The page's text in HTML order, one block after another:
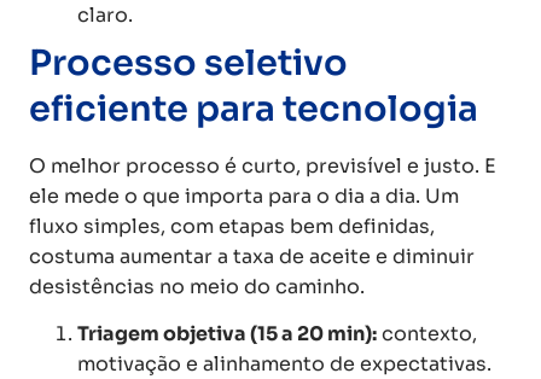
claro.
Processo seletivo
eficiente para tecnologia
O melhor processo é curto, previsível e justo. E
ele mede o que importa para o dia a dia. Um
fluxo simples, com etapas bem definidas,
costuma aumentar a taxa de aceite e diminuir
desistências no meio do caminho.
Triagem objetiva (15 a 20 min):contexto,
motivação e alinhamento de expectativas.